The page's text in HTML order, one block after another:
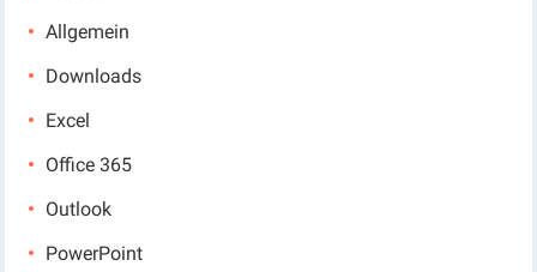
Allgemein
Downloads
Excel
Office 365
Outlook
PowerPoint